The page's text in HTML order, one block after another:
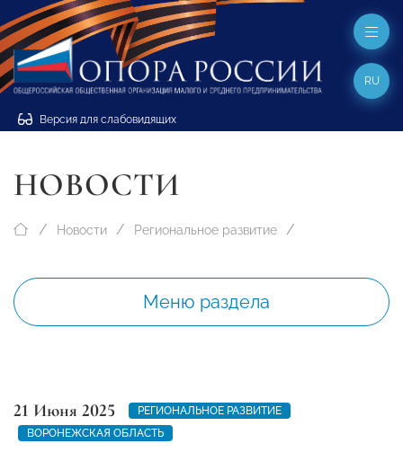
Версия для слабовидящих
RU
НОВОСТИ
Новости Региональное развитие
Меню раздела
21 Июня 2025
РЕГИОНАЛЬНОЕ РАЗВИТИЕ
ВОРОНЕЖСКАЯ ОБЛАСТЬ